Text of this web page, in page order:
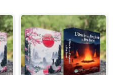
était :
89,60 €.
est :
79,90 €.